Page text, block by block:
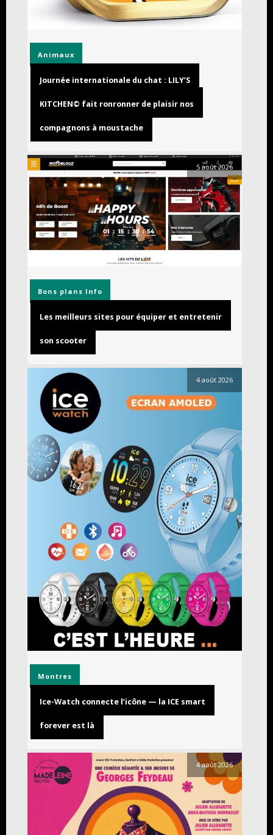
Animaux
Journée internationale du chat : LILY’S
KITCHEN© fait ronronner de plaisir nos
compagnons à moustache
5 août 2026
Bons plans Info
Les meilleurs sites pour équiper et entretenir
son scooter
4 août 2026
Montres
Ice-Watch connecte l’icône — la ICE smart
forever est là
4 août 2026